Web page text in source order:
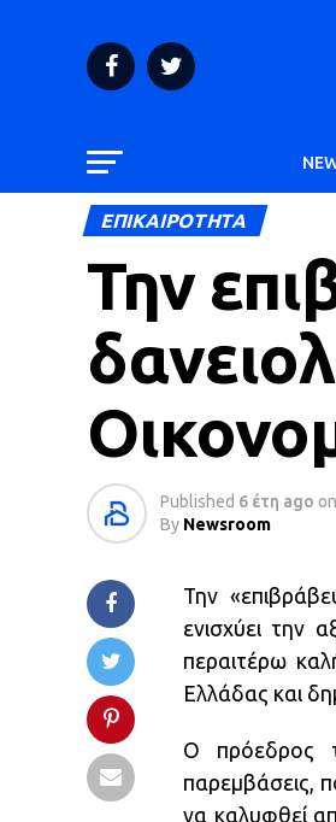
ΕΠΙΚΑΙΡΟΤΗΤΑ
Την
Published 6 έτη ago on
By Newsroom
Την
ενισχύει την
περαιτέρω
Ελλάδας και
Ο πρόεδρος
παρεμβάσεις,
να καλυφθεί